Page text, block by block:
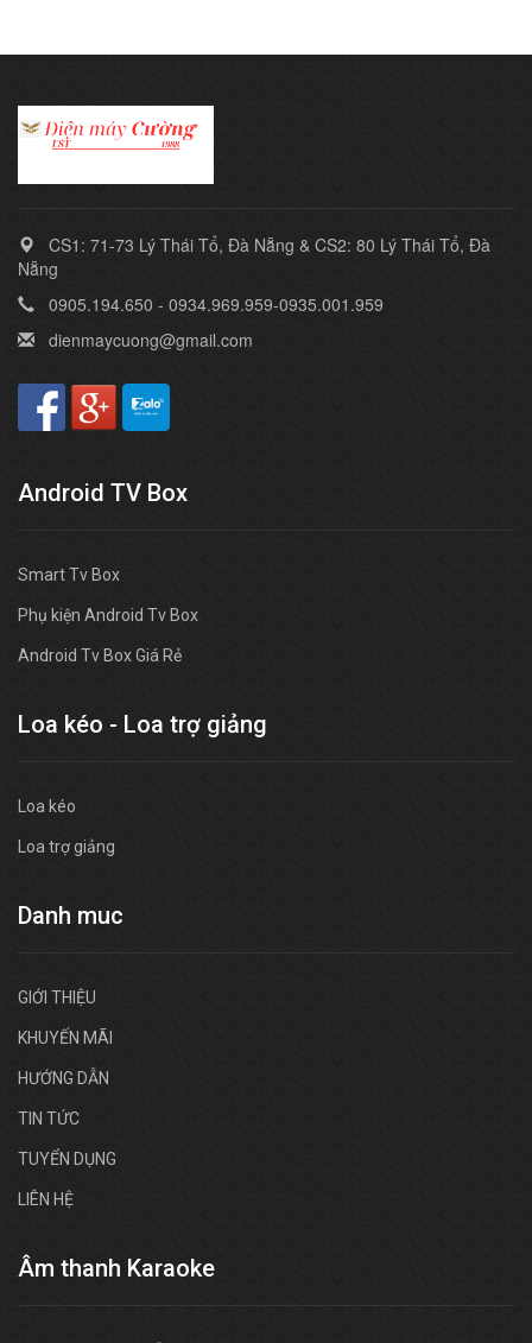
CS1: 71-73 Lý Thái Tổ, Đà Nẵng & CS2: 80 Lý Thái Tổ, Đà
Nẵng
0905.194.650 - 0934.969.959-0935.001.959
dienmaycuong@gmail.com
Android TV Box
Smart Tv Box
Phụ kiện Android Tv Box
Android Tv Box Giá Rẻ
Loa kéo - Loa trợ giảng
Loa kéo
Loa trợ giảng
Danh muc
GIỚI THIỆU
KHUYẾN MÃI
HƯỚNG DẪN
TIN TỨC
TUYỂN DỤNG
LIÊN HỆ
Âm thanh Karaoke